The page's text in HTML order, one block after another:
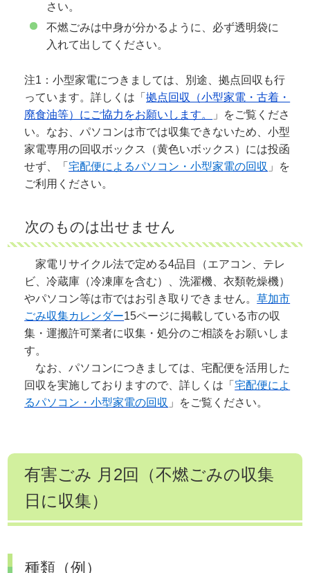
さい。
不燃ごみは中身が分かるように、必ず透明袋に
入れて出してください。
注1：小型家電につきましては、別途、拠点回収も行
っています。詳しくは「拠点回収（小型家電・古着・
廃食油等）にご協力をお願いします。
」をご覧くださ
い。なお、パソコンは市では収集できないため、小型
家電専用の回収ボックス（黄色いボックス）には投函
せず、「宅配便によるパソコン・小型家電の回収 」を
ご利用ください。
次のものは出せません
家電リサイクル法で定める4品目（エアコン、テレ
ビ、冷蔵庫（冷凍庫を含む）、洗濯機、衣類乾燥機）
やパソコン等は市ではお引き取りできません。草加市
ごみ収集カレンダー15ページに掲載している市の収
集・運搬許可業者に収集・処分のご相談をお願いしま
す。
なお、パソコンにつきましては、宅配便を活用した
回収を実施しておりますので、詳しくは「宅配便によ
るパソコン・小型家電の回収 」をご覧ください。
有害ごみ 月2回（不燃ごみの収集
日に収集）
種類（例）